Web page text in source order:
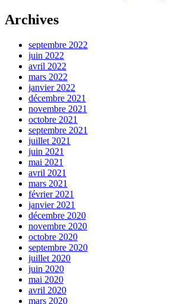
Archives
septembre 2022
juin 2022
avril 2022
mars 2022
janvier 2022
décembre 2021
novembre 2021
octobre 2021
septembre 2021
juillet 2021
juin 2021
mai 2021
avril 2021
mars 2021
février 2021
janvier 2021
décembre 2020
novembre 2020
octobre 2020
septembre 2020
juillet 2020
juin 2020
mai 2020
avril 2020
mars 2020